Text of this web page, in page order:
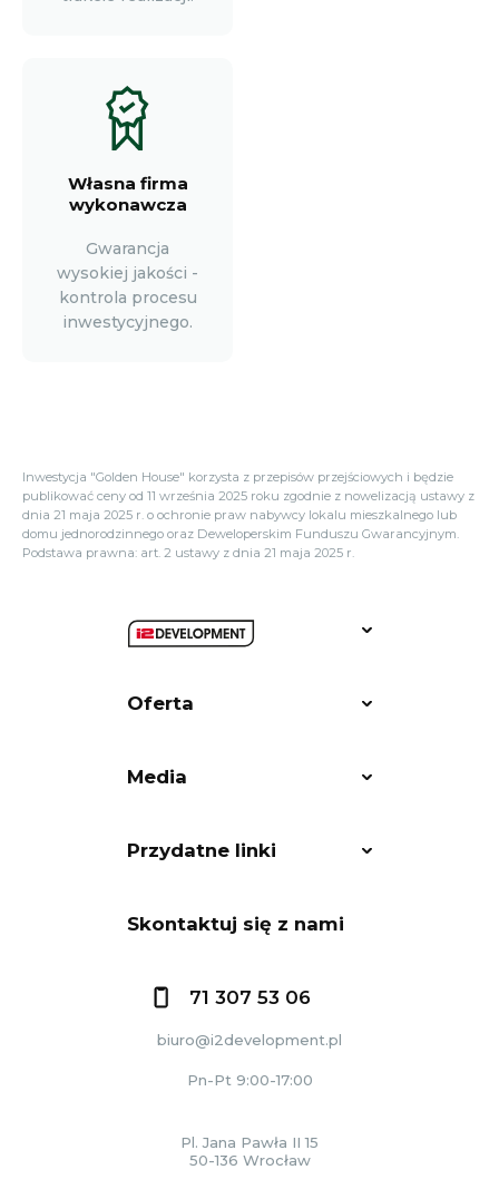
Własna firma
wykonawcza
Gwarancja
wysokiej jakości -
kontrola procesu
inwestycyjnego.
Inwestycja "Golden House" korzysta z przepisów przejściowych i będzie
publikować ceny od 11 września 2025 roku zgodnie z nowelizacją ustawy z
dnia 21 maja 2025 r. o ochronie praw nabywcy lokalu mieszkalnego lub
domu jednorodzinnego oraz Deweloperskim Funduszu Gwarancyjnym.
Podstawa prawna: art. 2 ustawy z dnia 21 maja 2025 r.
Oferta
Media
Przydatne linki
Skontaktuj się z nami
71 307 53 06
biuro@i2development.pl
Pn-Pt 9:00-17:00
Pl. Jana Pawła II 15
50-136 Wrocław